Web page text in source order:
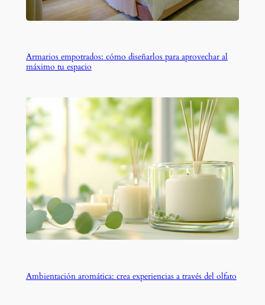
Armarios empotrados: cómo diseñarlos para aprovechar al
máximo tu espacio
Ambientación aromática: crea experiencias a través del olfato